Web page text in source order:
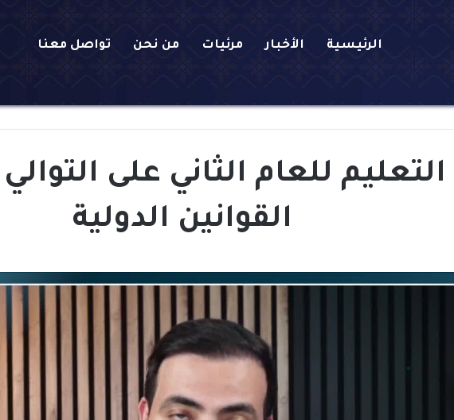
الرئيسية الأخبار مرئيات من نحن تواصل معنا
للعام الثاني على التوالي
القوانين الدولية